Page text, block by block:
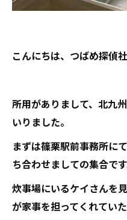
こんにちは、つばめ探偵
所用がありまして、北九
いりました。
まずは篠栗駅前事務所に
ち合わせましての集合です
炊事場にいるケイさんを
が家事を担ってくれてい